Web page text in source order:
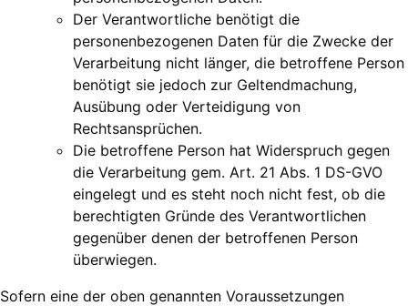
Der Verantwortliche benötigt die
personenbezogenen Daten für die Zwecke der
Verarbeitung nicht länger, die betroffene Person
benötigt sie jedoch zur Geltendmachung,
Ausübung oder Verteidigung von
Rechtsansprüchen.
Die betroffene Person hat Widerspruch gegen
die Verarbeitung gem. Art. 21 Abs. 1 DS-GVO
eingelegt und es steht noch nicht fest, ob die
berechtigten Gründe des Verantwortlichen
gegenüber denen der betroffenen Person
überwiegen.
Sofern eine der oben genannten Voraussetzungen